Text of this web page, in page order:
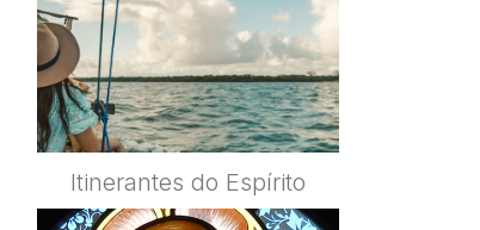
Itinerantes do Espírito